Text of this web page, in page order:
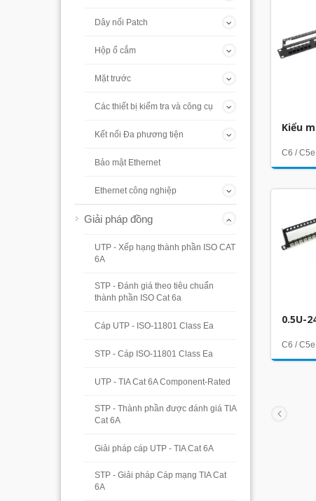
Dây nối Patch
Hộp ổ cắm
Mặt trước
Các thiết bị kiểm tra và công cụ
Kết nối Đa phương tiện
Bảo mật Ethernet
Ethernet công nghiệp
Giải pháp đồng
UTP - Xếp hạng thành phần ISO CAT
6A
STP - Đánh giá theo tiêu chuẩn
thành phần ISO Cat 6a
Cáp UTP - ISO-11801 Class Ea
STP - Cáp ISO-11801 Class Ea
UTP - TIA Cat 6A Component-Rated
STP - Thành phần được đánh giá TIA
Cat 6A
Giải pháp cáp UTP - TIA Cat 6A
STP - Giải pháp Cáp mạng TIA Cat
6A
Kiểu
C6 /
0.5U-
C6 /